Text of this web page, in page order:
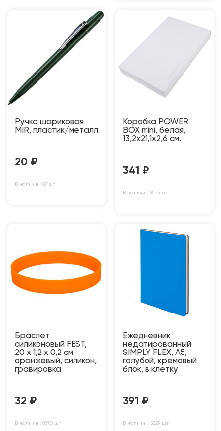
Ручка шариковая
MIR, пластик/металл
20 ₽
В наличии: 67 шт
Коробка POWER
BOX mini, белая,
13,2х21,1х2,6 см.
341 ₽
В наличии: 816 шт
Браслет
силиконовый FEST,
20 x 1,2 x 0,2 см,
оранжевый, силикон,
гравировка
32 ₽
В наличии: 8390 шт
Ежедневник
недатированный
SIMPLY FLEX, А5,
голубой, кремовый
блок, в клетку
391 ₽
В наличии: 5829 шт